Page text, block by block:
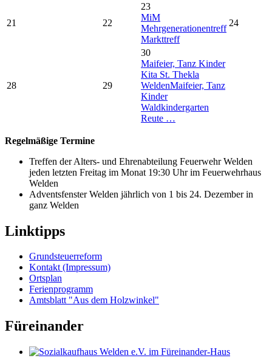
21 22
23
MiM
Mehrgenerationentreff
Markttreff
24
28 29
30
Maifeier, Tanz Kinder
Kita St. Thekla
WeldenMaifeier, Tanz
Kinder
Waldkindergarten
Reute …
Regelmäßige Termine
Treffen der Alters- und Ehrenabteilung Feuerwehr Welden
jeden letzten Freitag im Monat 19:30 Uhr im Feuerwehrhaus
Welden
Adventsfenster Welden jährlich von 1 bis 24. Dezember in
ganz Welden
Linktipps
Grundsteuerreform
Kontakt (Impressum)
Ortsplan
Ferienprogramm
Amtsblatt "Aus dem Holzwinkel"
Füreinander